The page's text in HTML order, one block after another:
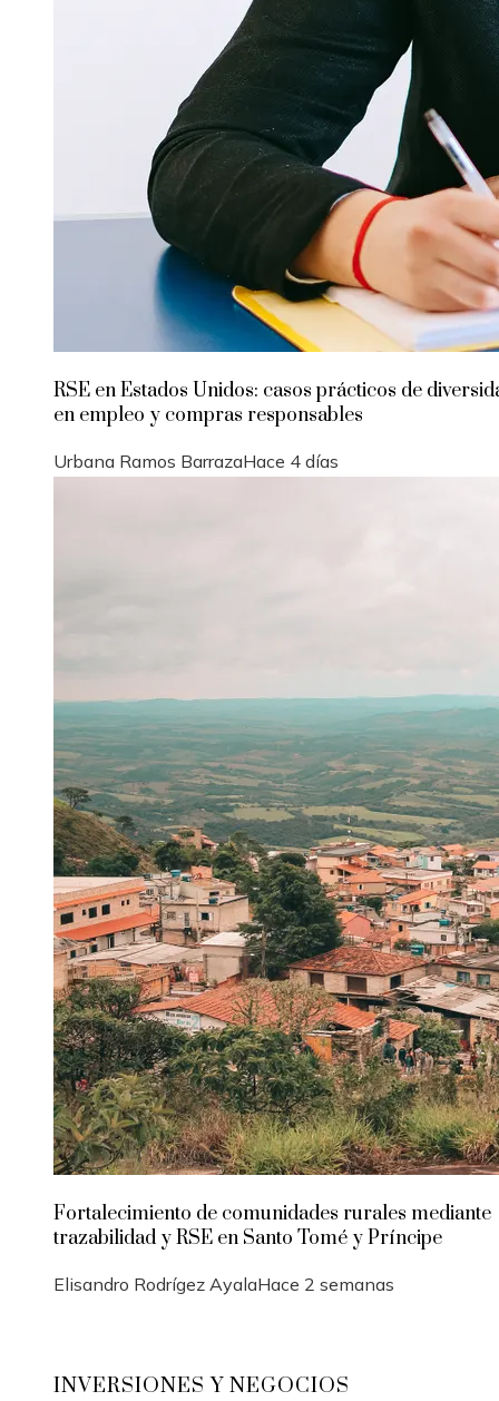
RSE en Estados Unidos: casos prácticos de
en empleo y compras responsables
Urbana Ramos BarrazaHace 4 días
Fortalecimiento de comunidades rurales mediante
trazabilidad y RSE en Santo Tomé y Príncipe
Elisandro Rodrígez AyalaHace 2 semanas
INVERSIONES Y NEGOCIOS